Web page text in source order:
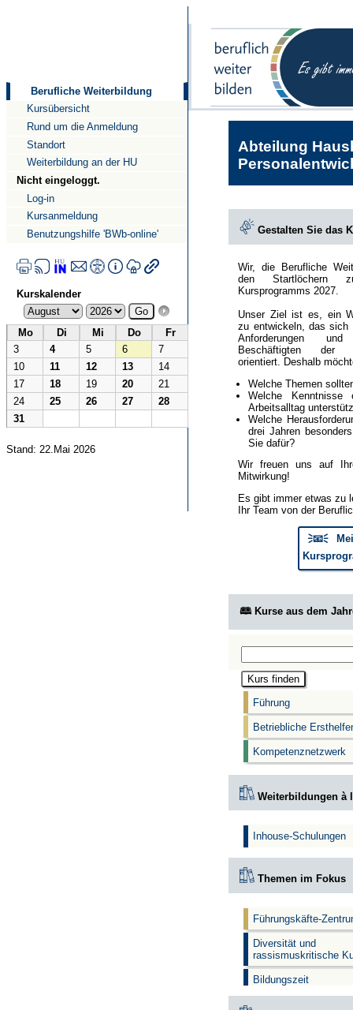
Berufliche Weiterbildung
Kursübersicht
Rund um die Anmeldung
Standort
Weiterbildung an der HU
Nicht eingeloggt.
Log-in
Kursanmeldung
Benutzungshilfe 'BWb-online'
Kurskalender
Mo Di Mi Do
Fr
3
4 5 6
7
10
11 12 13
14
17
18 19 20
21
24
25 26 27
28
31
Stand: 22.Mai 2026
Abteilung
Gestalten Sie das
Wir, die Berufliche
den Startlöchern
Kursprogramms 2027.
Unser Ziel ist es, ein
zu entwickeln, das sich
Anforderungen
Beschäftigten der
orientiert. Deshalb
Welche Themen
Welche
Arbeitsalltag
Welche
drei Jahren
Sie dafür?
Wir freuen uns auf
Mitwirkung!
Es gibt immer etwas zu
Ihr Team von der
🗦📧🗧
🕮 Kurse aus dem
Führung
Betriebliche
Kompetenznetzwerk
Weiterbildungen à
Inhouse-Schulungen
Themen im Fokus
Führungskäfte-
Diversität und
rassismuskritische
Bildungszeit